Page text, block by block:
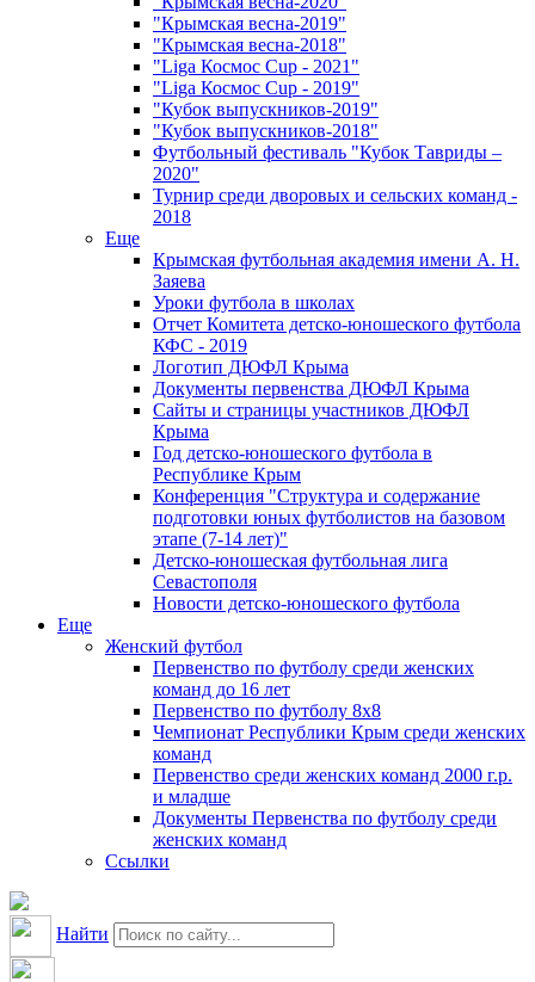
"Крымская весна-2019"
"Крымская весна-2018"
"Liga Космос Cup - 2021"
"Liga Космос Cup - 2019"
"Кубок выпускников-2019"
"Кубок выпускников-2018"
Футбольный фестиваль "Кубок Тавриды –
2020"
Турнир среди дворовых и сельских команд -
2018
Еще
Крымская футбольная академия имени А. Н.
Заяева
Уроки футбола в школах
Отчет Комитета детско-юношеского футбола
КФС - 2019
Логотип ДЮФЛ Крыма
Документы первенства ДЮФЛ Крыма
Сайты и страницы участников ДЮФЛ
Крыма
Год детско-юношеского футбола в
Республике Крым
Конференция "Структура и содержание
подготовки юных футболистов на базовом
этапе (7-14 лет)"
Детско-юношеская футбольная лига
Севастополя
Новости детско-юношеского футбола
Еще
Женский футбол
Первенство по футболу среди женских
команд до 16 лет
Первенство по футболу 8х8
Чемпионат Республики Крым среди женских
команд
Первенство среди женских команд 2000 г.р.
и младше
Документы Первенства по футболу среди
женских команд
Ссылки
Найти